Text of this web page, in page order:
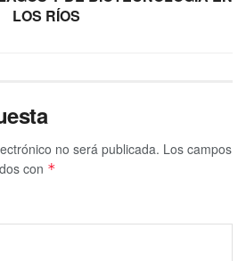
LOS RÍOS
no será publicada. Los campos
con *